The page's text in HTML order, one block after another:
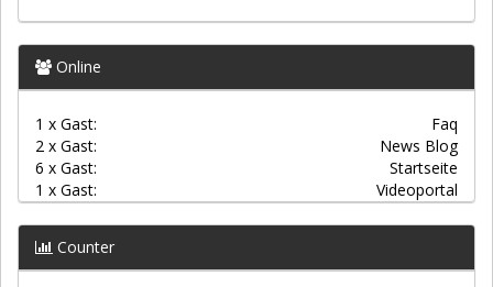
Online
1 x Gast:
Faq
2 x Gast:
News Blog
6 x Gast:
Startseite
1 x Gast:
Videoportal
Counter